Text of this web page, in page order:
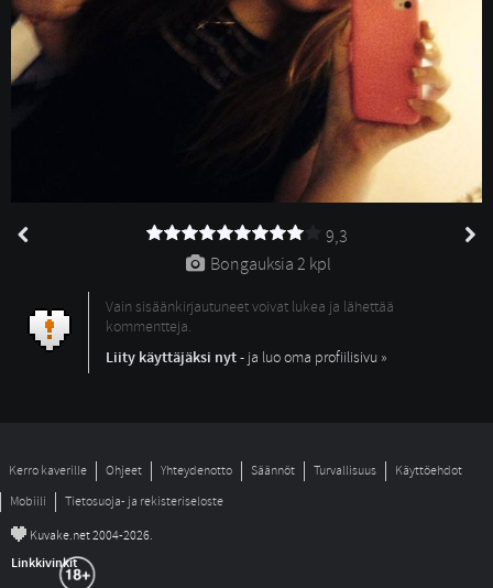
9,3
Bongauksia 2 kpl
Vain sisäänkirjautuneet voivat lukea ja lähettää
kommentteja.
Liity käyttäjäksi nyt- ja luo oma profiilisivu »
Kerro kaverille Ohjeet Yhteydenotto Säännöt Turvallisuus
Käyttöehdot
Mobiili
Tietosuoja- ja rekisteriseloste
© Kuvake.net 2004-2026.
Linkkivinkit